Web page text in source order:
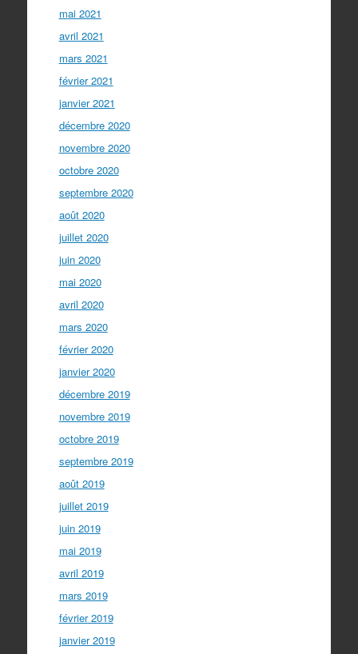
mai 2021
avril 2021
mars 2021
février 2021
janvier 2021
décembre 2020
novembre 2020
octobre 2020
septembre 2020
août 2020
juillet 2020
juin 2020
mai 2020
avril 2020
mars 2020
février 2020
janvier 2020
décembre 2019
novembre 2019
octobre 2019
septembre 2019
août 2019
juillet 2019
juin 2019
mai 2019
avril 2019
mars 2019
février 2019
janvier 2019